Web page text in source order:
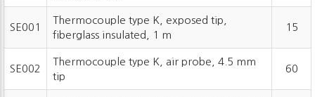
SE001
Thermocouple type K, exposed tip,
fiberglass insulated, 1 m
15
SE002
Thermocouple type K, air probe, 4.5 mm
tip
60